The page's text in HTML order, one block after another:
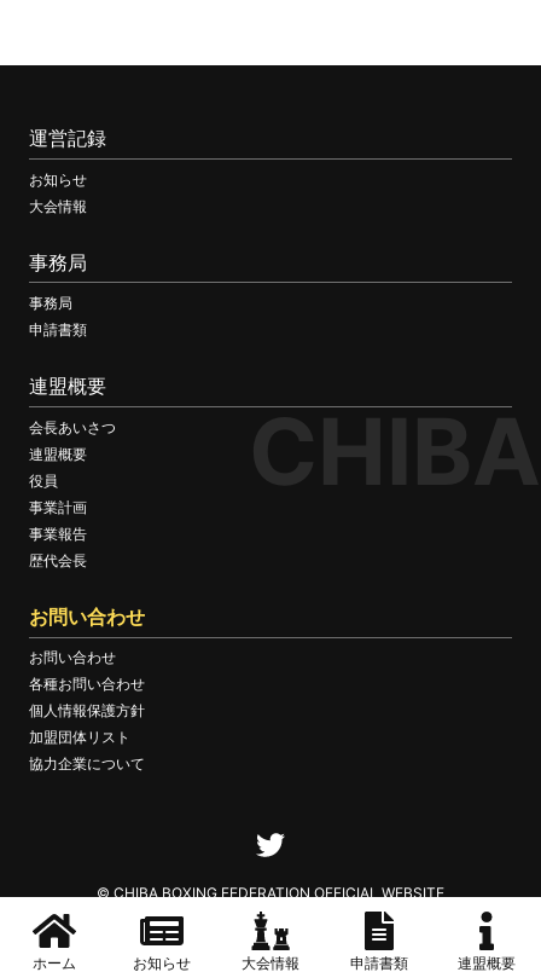
ホーム お知らせ 大会情報 申請書類 連盟概要
CHIBA
運営記録
お知らせ
大会情報
事務局
事務局
申請書類
連盟概要
会長あいさつ
連盟概要
役員
事業計画
事業報告
歴代会長
お問い合わせ
お問い合わせ
各種お問い合わせ
個人情報保護方針
加盟団体リスト
協力企業について
© CHIBA BOXING FEDERATION OFFICIAL WEBSITE